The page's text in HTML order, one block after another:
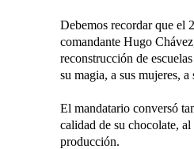
Debemos recordar que el
comandante Hugo
reconstrucción de
su magia, a sus mujeres, a
El mandatario conversó
calidad de su chocolate,
producción.